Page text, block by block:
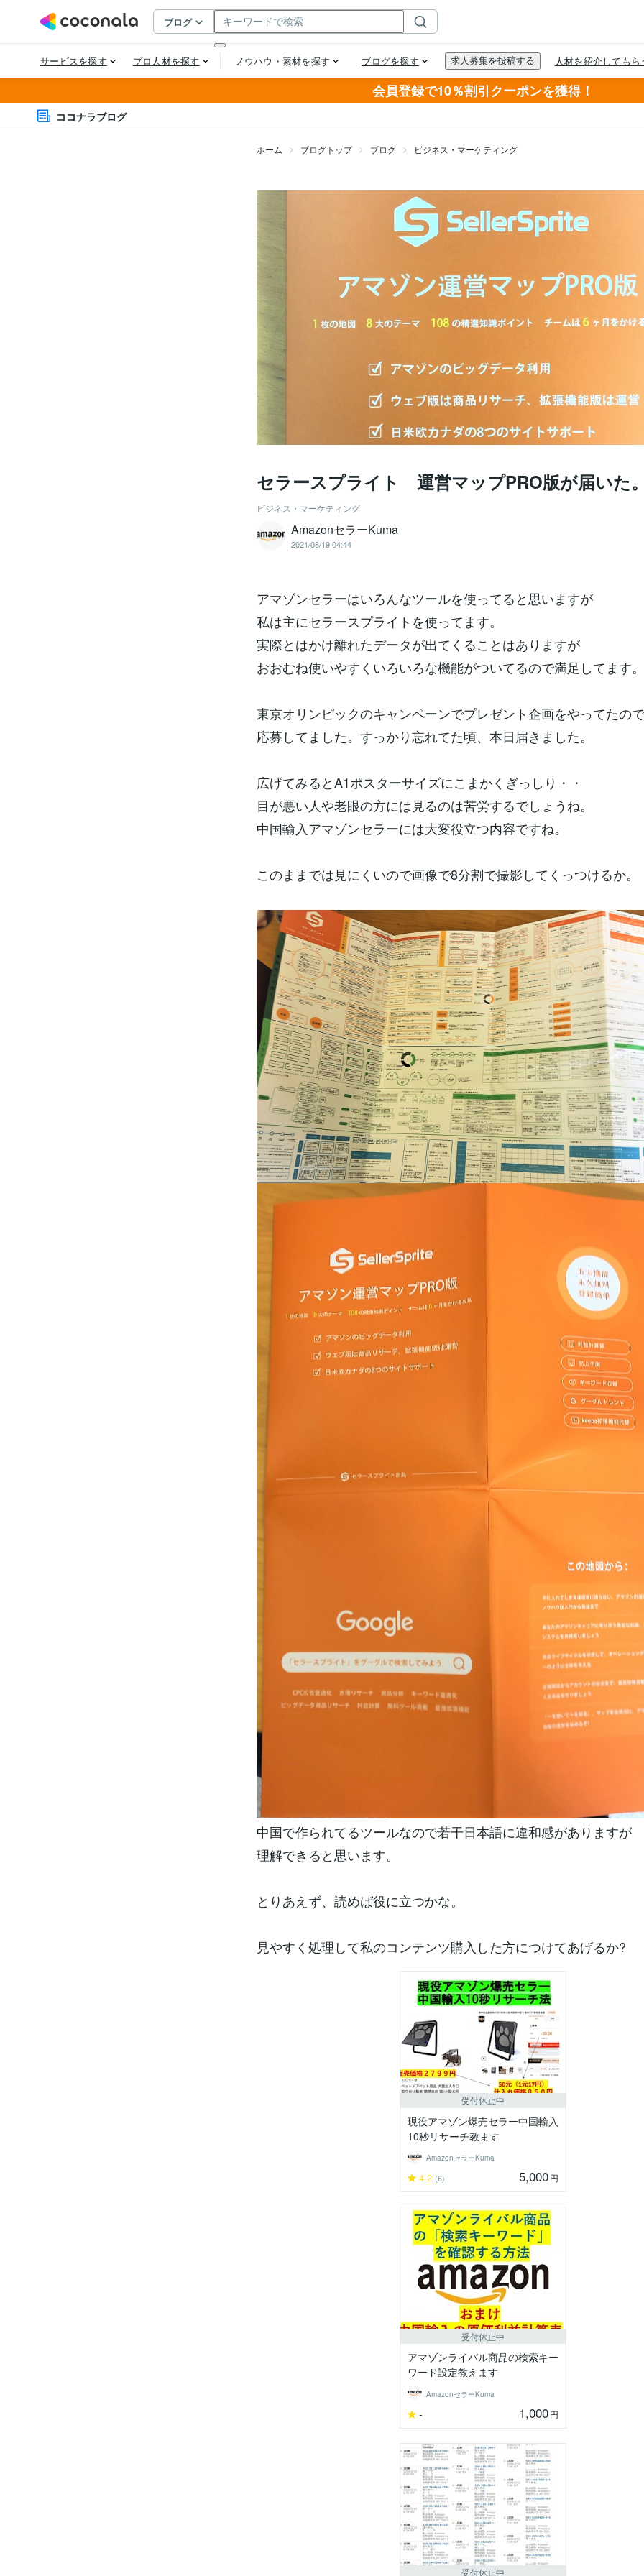
会員登録で10％割引クーポンを獲得！
ココナラブログ
ホーム ブログトップ ブログ ビジネス・マーケティング
セラースプライト 運営マップPRO版が届いた
ビジネス・マーケティング
AmazonセラーKuma
2021/08/19 04:44
アマゾンセラーはいろんなツールを使ってると思いますが
私は主にセラースプライトを使ってます。
実際とはかけ離れたデータが出てくることはありますが
おおむね使いやすくいろいろな機能がついてるので満足してます。
東京オリンピックのキャンペーンでプレゼント企画をやってたので
応募してました。すっかり忘れてた頃、本日届きました。
広げてみるとA1ポスターサイズにこまかくぎっしり・・
目が悪い人や老眼の方には見るのは苦労するでしょうね。
中国輸入アマゾンセラーには大変役立つ内容ですね。
このままでは見にくいので画像で8分割で撮影してくっつけるか。
中国で作られてるツールなので若干日本語に違和感がありますが
理解できると思います。
とりあえず、読めば役に立つかな。
見やすく処理して私のコンテンツ購入した方につけてあげるか?
受付休止中
現役アマゾン爆売セラー中国輸入
10秒リサーチ教ます
AmazonセラーKuma
4.2 (6) 5,000円
受付休止中
アマゾンライバル商品の検索キー
ワード設定教えます
AmazonセラーKuma
- 1,000円
受付休止中